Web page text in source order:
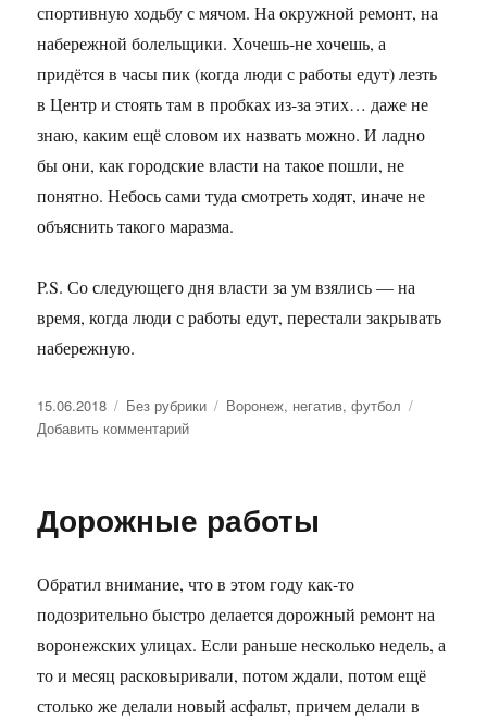
спортивную ходьбу с мячом. На окружной ремонт, на
набережной болельщики. Хочешь-не хочешь, а
придётся в часы пик (когда люди с работы едут) лезть
в Центр и стоять там в пробках из-за этих… даже не
знаю, каким ещё словом их назвать можно. И ладно
бы они, как городские власти на такое пошли, не
понятно. Небось сами туда смотреть ходят, иначе не
объяснить такого маразма.
P.S. Со следующего дня власти за ум взялись — на
время, когда люди с работы едут, перестали закрывать
набережную.
Опубликовано
15.06.2018 Рубрики
Без рубрики Метки
Воронеж, негатив,футбол
Добавить комментарий
Дорожные работы
Обратил внимание, что в этом году как-то
подозрительно быстро делается дорожный ремонт на
воронежских улицах. Если раньше несколько недель, а
то и месяц расковыривали, потом ждали, потом ещё
столько же делали новый асфальт, причем делали в